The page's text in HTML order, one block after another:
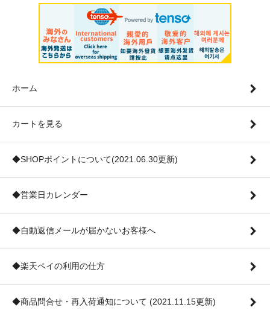
ホーム
カートを見る
◆SHOPポイントについて(2021.06.30更新)
◆営業日カレンダー
◆自動返信メールが届かないお客様へ
◆楽天ペイの利用の仕方
◆商品問合せ・再入荷通知について (2021.11.15更新)